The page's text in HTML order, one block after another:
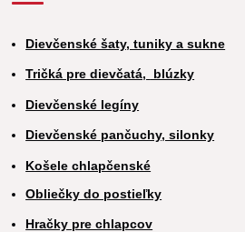
Dievčenské šaty, tuniky a sukne
Tričká pre dievčatá, blúzky
Dievčenské legíny
Dievčenské pančuchy, silonky
Košele chlapčenské
Obliečky do postieľky
Hračky pre chlapcov